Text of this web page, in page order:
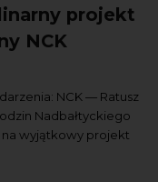
projekt
NCK
NCK — Ratusz
Nadbałtyckiego
na wyjątkowy projekt